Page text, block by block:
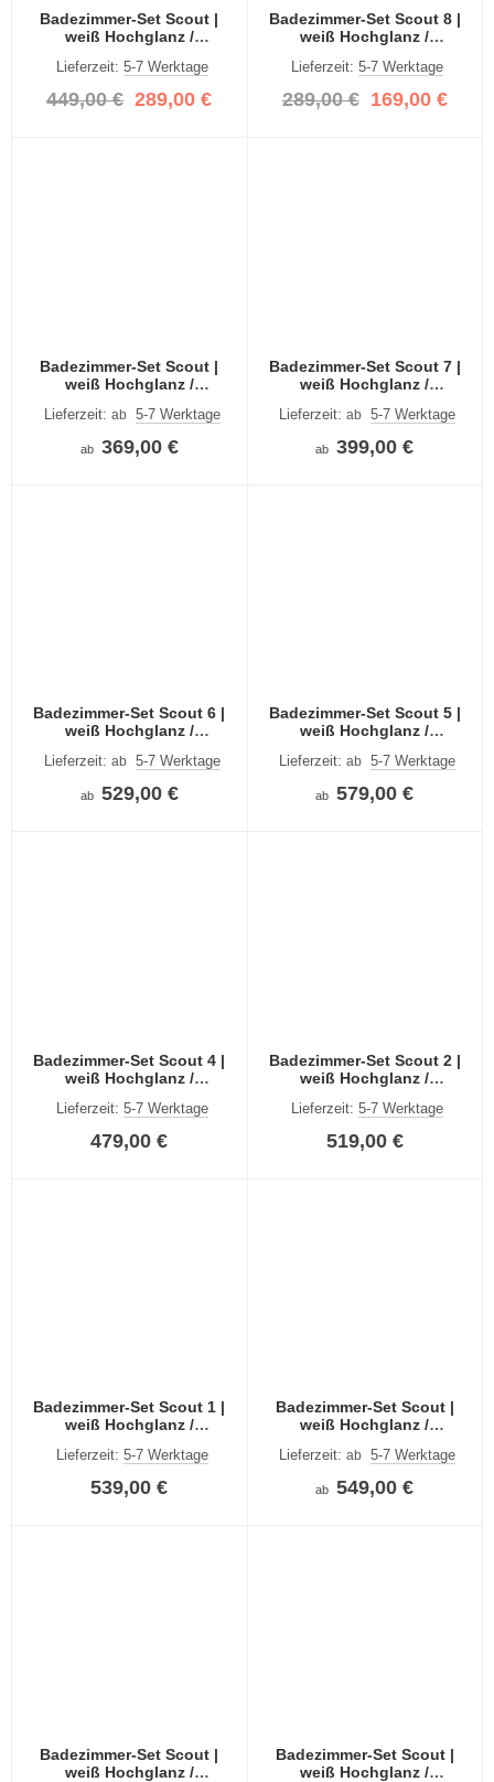
Badezimmer-Set Scout |
weiß Hochglanz /
Lieferzeit: 5-7 Werktage
449,00 € 289,00 €
Badezimmer-Set Scout 8 |
weiß Hochglanz /
Lieferzeit:5-7 Werktage
289,00 € 169,00 €
Badezimmer-Set Scout |
weiß Hochglanz /
Beleuchtung
Lieferzeit: ab 5-7 Werktage
ab 369,00 €
Badezimmer-Set Scout 7 |
weiß Hochglanz /
Beleuchtung
Lieferzeit:ab 5-7 Werktage
ab 399,00 €
Badezimmer-Set Scout 6 |
weiß Hochglanz /
Beleuchtung
Lieferzeit: ab 5-7 Werktage
ab 529,00 €
Badezimmer-Set Scout 5 |
weiß Hochglanz /
Beleuchtung
Lieferzeit:ab 5-7 Werktage
ab 579,00 €
Badezimmer-Set Scout 4 |
weiß Hochglanz /
Lieferzeit: 5-7 Werktage
479,00 €
Badezimmer-Set Scout 2 |
weiß Hochglanz /
Lieferzeit:5-7 Werktage
519,00 €
Badezimmer-Set Scout 1 |
weiß Hochglanz /
Lieferzeit: 5-7 Werktage
539,00 €
Badezimmer-Set Scout |
weiß Hochglanz /
Beleuchtung
Lieferzeit:ab 5-7 Werktage
ab 549,00 €
Badezimmer-Set Scout |
weiß Hochglanz /
Badezimmer-Set Scout |
weiß Hochglanz /